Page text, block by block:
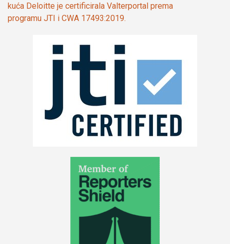
kuća Deloitte je certificirala Valterportal prema
programu JTI i CWA 17493:2019.